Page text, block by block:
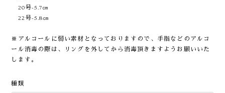
20号-5.7㎝
22号-5.8㎝
※アルコールに弱い素材となっておりますので、手指などのアルコ
ール消毒の際は、リングを外してから消毒頂きますようお願いいた
します。
種類